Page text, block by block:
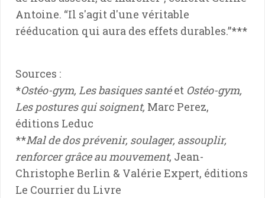
Antoine. “Il s'agit d'une véritable
rééducation qui aura des effets durables.”***
Sources :
*Ostéo-gym, Les basiques santéet Ostéo-gym,
Les postures qui soignent, Marc Perez,
éditions Leduc
**Mal de dos prévenir, soulager, assouplir,
renforcer grâce au mouvement, Jean-
Christophe Berlin & Valérie Expert, éditions
Le Courrier du Livre